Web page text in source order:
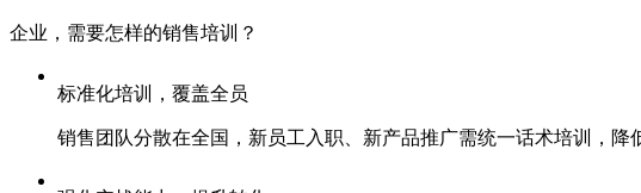
企业，需要怎样的销售培训？
标准化培训，覆盖全员
销售团队分散在全国，新员工入职、新产品推广需统一话术培训，